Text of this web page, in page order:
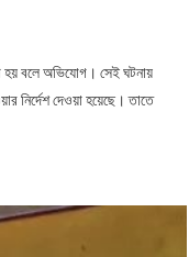
হয় বলে অভিযোগ। সেই ঘটনায়
নির্দেশ দেওয়া হয়েছে। তাতে